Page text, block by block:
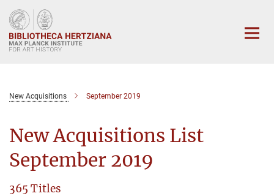
Main-
Content
New Acquisitions September 2019
New Acquisitions List
September 2019
365 Titles